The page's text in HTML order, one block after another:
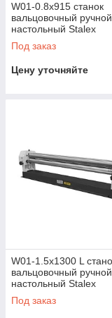
W01-0.8х915 станок
вальцовочный ручной
настольный Stalex
Под заказ
Цену уточняйте
W01-1.5х1300 L
вальцовочный ручной
настольный Stalex
Под заказ